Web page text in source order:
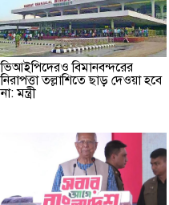
ভিআইপিদেরও বিমানবন্দরের
নিরাপত্তা তল্লাশিতে ছাড় দেওয়া হবে
না: মন্ত্রী